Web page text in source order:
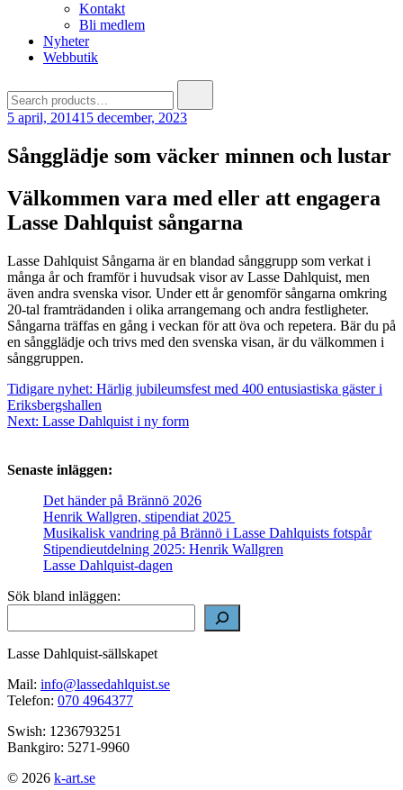
Kontakt
Bli medlem
Nyheter
Webbutik
for:
5 april, 201415 december, 2023
Sångglädje som väcker minnen och lustar
Välkommen vara med eller att engagera
Lasse Dahlquist sångarna
Lasse Dahlquist Sångarna är en blandad sånggrupp som verkat i
många år och framför i huvudsak visor av Lasse Dahlquist, men
även andra svenska visor. Under ett år genomför sångarna omkring
20-tal framträdanden i olika arrangemang och andra festligheter.
Sångarna träffas en gång i veckan för att öva och repetera. Bär du på
en sångglädje och trivs med den svenska visan, är du välkommen i
sånggruppen.
Inläggsnavigering
Tidigare nyhet: Härlig jubileumsfest med 400 entusiastiska gäster i
Eriksbergshallen
Next: Lasse Dahlquist i ny form
Senaste inläggen:
Det händer på Brännö 2026
Henrik Wallgren, stipendiat 2025
Musikalisk vandring på Brännö i Lasse Dahlquists fotspår
Stipendieutdelning 2025: Henrik Wallgren
Lasse Dahlquist-dagen
Sök bland inläggen:
Lasse Dahlquist-sällskapet
Mail: info@lassedahlquist.se
Telefon: 070 4964377
Swish: 1236793251
Bankgiro: 5271-9960
© 2026 k-art.se